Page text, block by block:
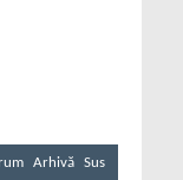
Arhivă Sus